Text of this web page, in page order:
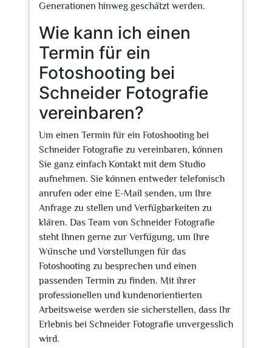
Generationen hinweg geschätzt werden.
Wie kann ich einen
Termin für ein
Fotoshooting bei
Schneider Fotografie
vereinbaren?
Um einen Termin für ein Fotoshooting bei
Schneider Fotografie zu vereinbaren, können
Sie ganz einfach Kontakt mit dem Studio
aufnehmen. Sie können entweder telefonisch
anrufen oder eine E-Mail senden, um Ihre
Anfrage zu stellen und Verfügbarkeiten zu
klären. Das Team von Schneider Fotografie
steht Ihnen gerne zur Verfügung, um Ihre
Wünsche und Vorstellungen für das
Fotoshooting zu besprechen und einen
passenden Termin zu finden. Mit ihrer
professionellen und kundenorientierten
Arbeitsweise werden sie sicherstellen, dass Ihr
Erlebnis bei Schneider Fotografie unvergesslich
wird.